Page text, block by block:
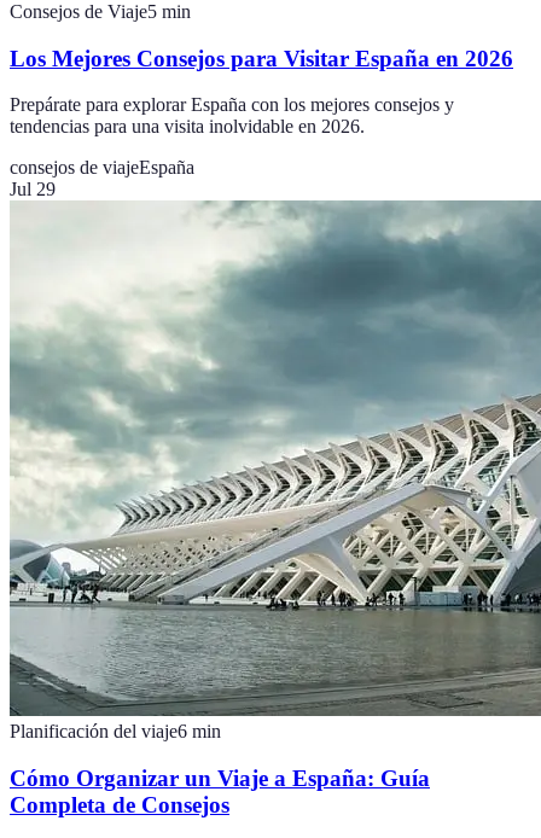
Consejos de Viaje5 min
Los Mejores Consejos para Visitar España en 2026
Prepárate para explorar España con los mejores consejos y
tendencias para una visita inolvidable en 2026.
consejos de viajeEspaña
Jul 29
Planificación del viaje6 min
Cómo Organizar un Viaje a España: Guía
Completa de Consejos